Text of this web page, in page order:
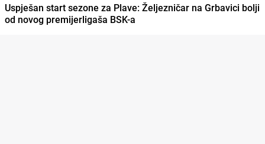
Uspješan start sezone za Plave: Željezničar na Grbavici bolji
od novog premijerligaša BSK-a